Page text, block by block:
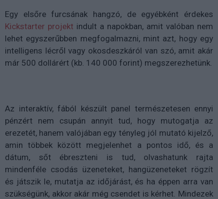
Egy elsőre furcsának hangzó, de egyébként érdekes
Kickstarter projekt indult a napokban, amit valóban nem
lehet egyszerűbben megfogalmazni, mint azt, hogy egy
intelligens lécről vagy okosdeszkáról van szó, amit akár
már 500 dollárért (kb. 140 000 forint) megszerezhetünk.
Az interaktív, fából készült panel természetesen ennyi
pénzért nem csupán annyit tud, hogy mutogatja az
erezetét, hanem valójában egy tényleg jól mutató kijelző,
amin többek között megjelenhet a pontos idő, és a
dátum, sőt ébreszteni is tud, olvashatunk rajta
mindenféle csodás üzeneteket, hangüzeneteket rögzít
és játszik le, mutatja az időjárást, és ha éppen arra van
szükségünk, akkor akár még csendet is kérhet. Mindezek